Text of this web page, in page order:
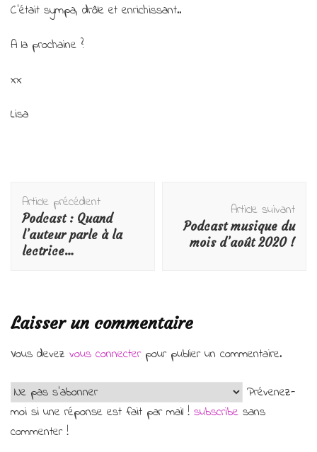
C’était sympa, drôle et enrichissant..
A la prochaine ?
xx
Lisa
Navigation
d'article
Article précédent
Podcast : Quand
l’auteur parle à la
lectrice…
Article suivant
Podcast musique du
mois d’août 2020 !
Laisser un commentaire
Vous devez vous connecterpour publier un commentaire.
Prévenez-
moi si une réponse est fait par mail ! subscribe sans
commenter !